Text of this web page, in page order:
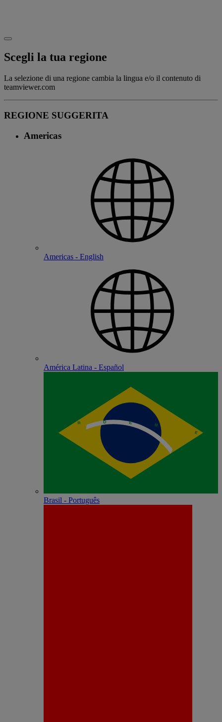
Scegli la tua regione
La selezione di una regione cambia la lingua e/o il contenuto di
teamviewer.com
REGIONE SUGGERITA
Americas
Americas - English
América Latina - Español
Brasil - Português